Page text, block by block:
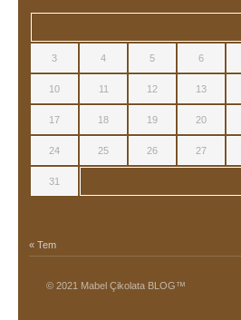
3 4 5 6
10 11 12 13
17 18 19 20
24 25 26 27
31
« Tem
© 2021 Mabel Çikolata BLOG™